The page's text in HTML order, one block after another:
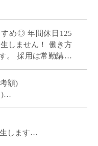
め◎ 年間休日125
しません！ 働き方
。 採用は常勤講師
専任登用の可能性
ト […]
額)
します